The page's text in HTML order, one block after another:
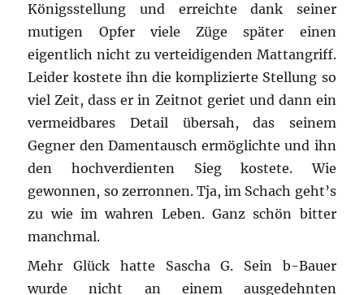
Königsstellung und erreichte dank seiner
mutigen Opfer viele Züge später einen
eigentlich nicht zu verteidigenden Mattangriff.
Leider kostete ihn die komplizierte Stellung so
viel Zeit, dass er in Zeitnot geriet und dann ein
vermeidbares Detail übersah, das seinem
Gegner den Damentausch ermöglichte und ihn
den hochverdienten Sieg kostete. Wie
gewonnen, so zerronnen. Tja, im Schach geht’s
zu wie im wahren Leben. Ganz schön bitter
manchmal.
Mehr Glück hatte Sascha G. Sein b-Bauer
wurde nicht an einem ausgedehnten